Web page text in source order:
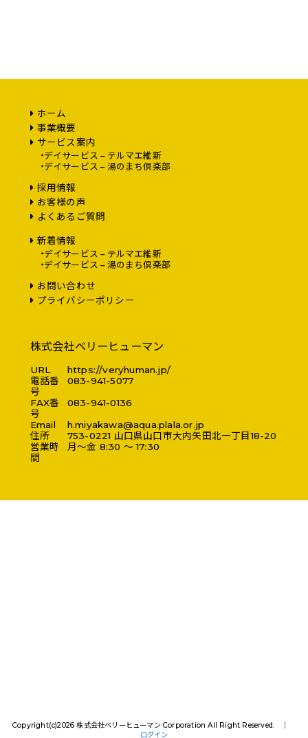
ホーム
事業概要
サービス案内
デイサービス – テルマエ維新
デイサービス – 湯のまち倶楽部
採用情報
お客様の声
よくあるご質問
新着情報
デイサービス – テルマエ維新
デイサービス – 湯のまち倶楽部
お問い合わせ
プライバシーポリシー
株式会社ベリーヒューマン
URL
https://veryhuman.jp/
電話番
号
083-941-5077
FAX番
号
083-941-0136
Email
h.miyakawa@aqua.plala.or.jp
住所
753-0221 山口県山口市大内矢田北一丁目18-20
営業時
間
月～金 8:30 ～ 17:30
Copyright(c)2026 株式会社ベリーヒューマン Corporation All Right Reserved. │
ログイン